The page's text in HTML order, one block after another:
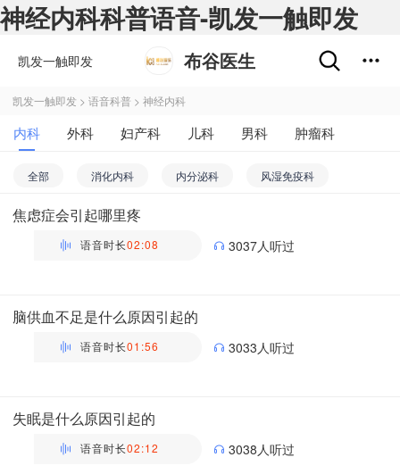
神经内科科普语音-凯发一触即发
凯发一触即发 布谷医生
凯发一触即发 > 语音科普 > 神经内科
内科 外科 妇产科 儿科 男科
肿瘤科
不孕不育
五官科 精神心理科
皮肤性病科
全部 消化内科 内分泌科 风湿免疫科
呼吸内科 肾内科
老年病科 普通内科 心血管内科 神经内科
焦虑症会引起哪里疼
语音时长02:08 3037人听过
脑供血不足是什么原因引起的
语音时长01:56 3033人听过
失眠是什么原因引起的
语音时长02:12 3038人听过